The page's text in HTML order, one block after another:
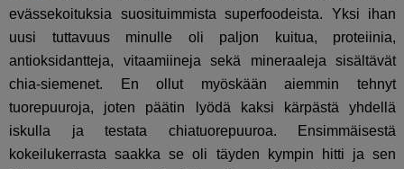
evässekoituksia suosituimmista superfoodeista. Yksi ihan
uusi tuttavuus minulle oli paljon kuitua, proteiinia,
antioksidantteja, vitaamiineja sekä mineraaleja sisältävät
chia-siemenet. En ollut myöskään aiemmin tehnyt
tuorepuuroja, joten päätin lyödä kaksi kärpästä yhdellä
iskulla ja testata chiatuorepuuroa. Ensimmäisestä
kokeilukerrasta saakka se oli täyden kympin hitti ja sen